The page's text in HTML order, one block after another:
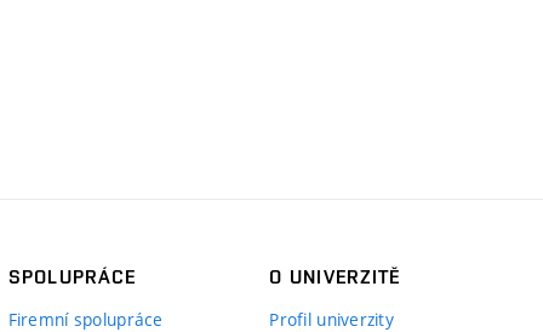
SPOLUPRÁCE
Firemní spolupráce
O UNIVERZITĚ
Profil univerzity